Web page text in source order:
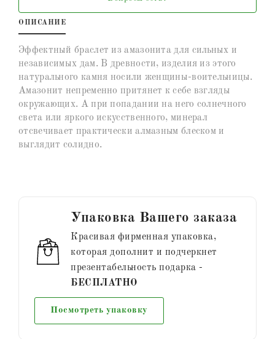
ОПИСАНИЕ
Эффектный браслет из амазонита для сильных и
независимых дам. В древности, изделия из этого
натурального камня носили женщины-воительницы.
Амазонит непременно притянет к себе взгляды
окружающих. А при попадании на него солнечного
света или яркого искусственного, минерал
отсвечивает практически алмазным блеском и
выглядит солидно.
Упаковка Вашего заказа
Красивая фирменная упаковка,
которая дополнит и подчеркнет
презентабельность подарка -
БЕСПЛАТНО
Посмотреть упаковку